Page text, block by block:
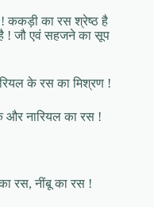
! ककड़ी का रस श्रेष्ठ है
! जौ एवं सहजने का सूप
के रस का मिश्रण !
और नारियल का रस !
रस, नींबू का रस !